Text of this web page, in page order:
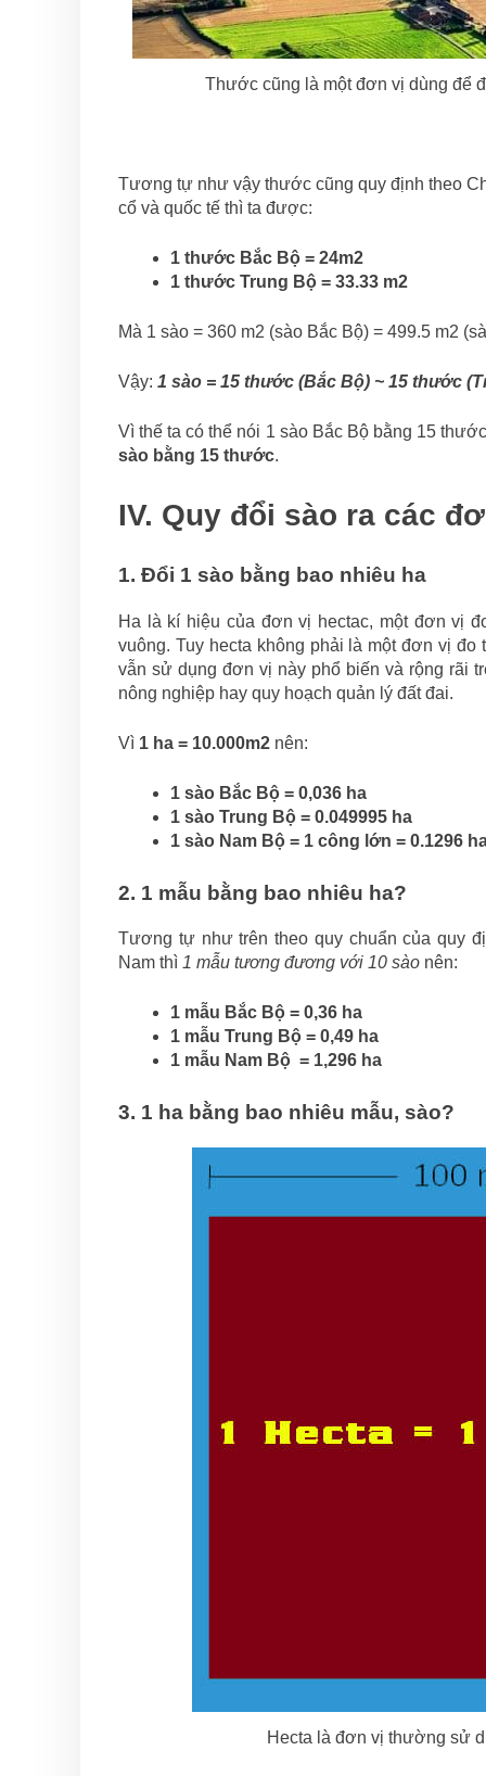
Thước cũng là một đơn vị dùng để
Tương tự như vậy thước cũng quy định theo
cổ và quốc tế thì ta được:
1 thước Bắc Bộ = 24m2
1 thước Trung Bộ = 33.33 m2
Mà 1 sào = 360 m2 (sào Bắc Bộ) = 499.5 m2
Vậy: 1 sào = 15 thước (Bắc Bộ) ~ 15 thước
Vì thế ta có thể nói 1 sào Bắc Bộ bằng 15
sào bằng 15 thước.
IV. Quy đổi sào ra các
1. Đổi 1 sào bằng bao nhiêu ha
Ha là kí hiệu của đơn vị hectac, một đơn vị
vuông. Tuy hecta không phải là một đơn vị
vẫn sử dụng đơn vị này phổ biến và rộng rãi
nông nghiệp hay quy hoạch quản lý đất đai.
Vì 1 ha = 10.000m2 nên:
1 sào Bắc Bộ = 0,036 ha
1 sào Trung Bộ = 0.049995 ha
1 sào Nam Bộ = 1 công lớn = 0.1296
2. 1 mẫu bằng bao nhiêu ha?
Tương tự như trên theo quy chuẩn của quy
Nam thì 1 mẫu tương đương với 10 sào nên:
1 mẫu Bắc Bộ = 0,36 ha
1 mẫu Trung Bộ = 0,49 ha
1 mẫu Nam Bộ = 1,296 ha
3. 1 ha bằng bao nhiêu mẫu, sào?
Hecta là đơn vị thường sử